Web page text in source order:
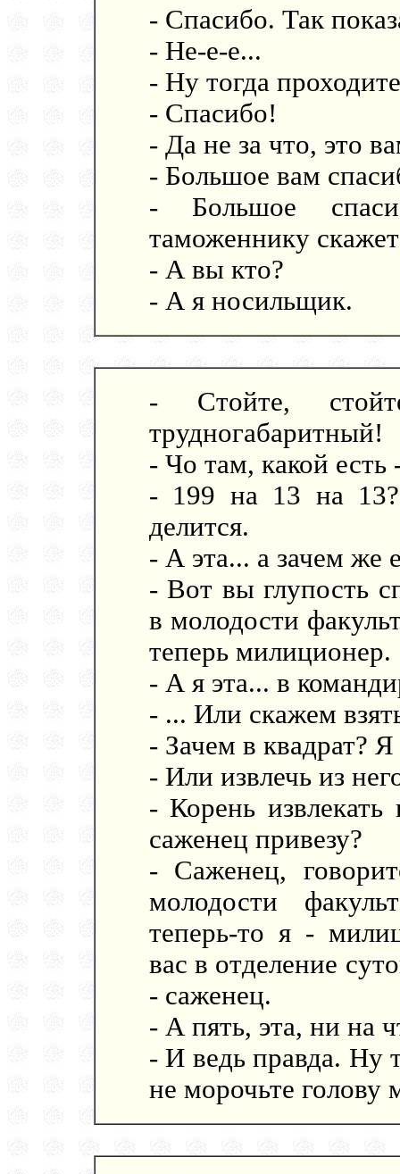
- Спасибо. Так
- Не-е-е...
- Ну тогда
- Спасибо!
- Да не за что, это
- Большое вам
- Большое
таможеннику
- А вы кто?
- А я носильщик.
- Стойте,
трудногабаритный!
- Чо там, какой есть
- 199 на 13 на
делится.
- А эта... а зачем же
- Вот вы глупость
в молодости
теперь милиционер.
- А я эта... в
- ... Или скажем
- Зачем в квадрат?
- Или извлечь из
- Корень
саженец привезу?
- Саженец,
молодости
теперь-то я -
вас в отделение
- саженец.
- А пять, эта, ни на
- И ведь правда. Ну
не морочьте голову